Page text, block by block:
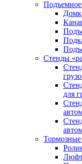
Подъемное
Стенды
для
Тормозные